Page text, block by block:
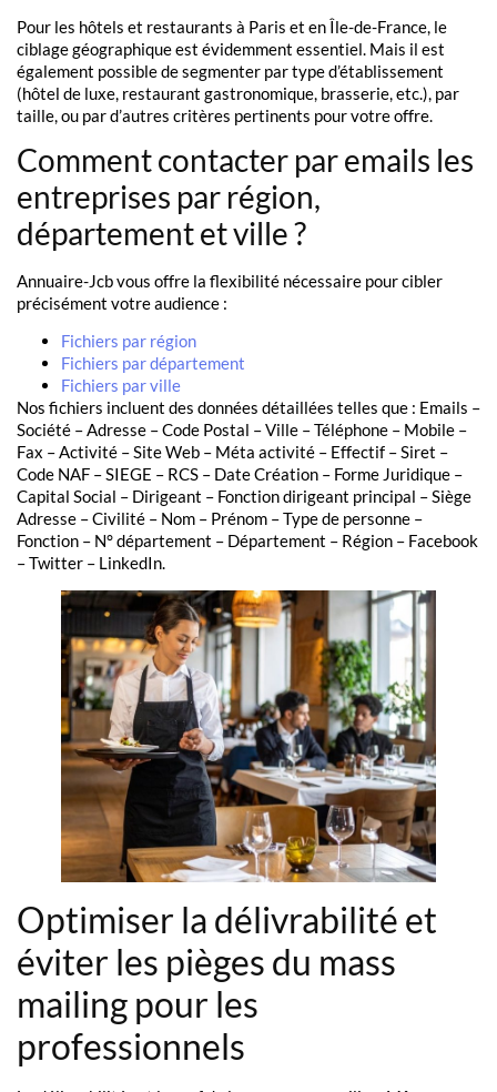
Pour les hôtels et restaurants à Paris et en Île-de-France, le
ciblage géographique est évidemment essentiel. Mais il est
également possible de segmenter par type d’établissement
(hôtel de luxe, restaurant gastronomique, brasserie, etc.), par
taille, ou par d’autres critères pertinents pour votre offre.
Comment contacter par emails les
entreprises par région,
département et ville ?
Annuaire-Jcb vous offre la flexibilité nécessaire pour cibler
précisément votre audience :
Fichiers par région
Fichiers par département
Fichiers par ville
Nos fichiers incluent des données détaillées telles que : Emails –
Société – Adresse – Code Postal – Ville – Téléphone – Mobile –
Fax – Activité – Site Web – Méta activité – Effectif – Siret –
Code NAF – SIEGE – RCS – Date Création – Forme Juridique –
Capital Social – Dirigeant – Fonction dirigeant principal – Siège
Adresse – Civilité – Nom – Prénom – Type de personne –
Fonction – N° département – Département – Région – Facebook
– Twitter – LinkedIn.
Optimiser la délivrabilité et
éviter les pièges du mass
mailing pour les
professionnels